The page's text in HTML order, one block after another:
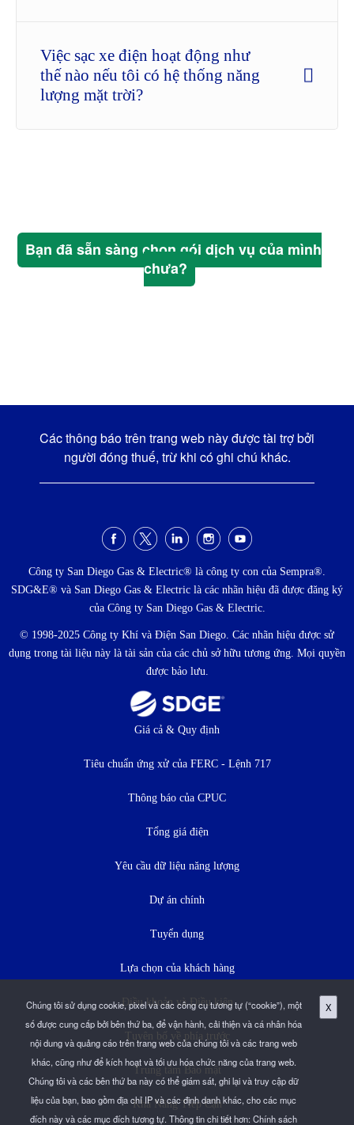
Việc sạc xe điện hoạt động như
thế nào nếu tôi có hệ thống năng
lượng mặt trời?
Bạn đã sẵn sàng chọn gói dịch vụ của mình
chưa?
Các thông báo trên trang web này được tài trợ bởi
người đóng thuế, trừ khi có ghi chú khác.
xãCông ty San Diego Gas & Electric® là công ty con của Sempra®.
SDG&E® và San Diego Gas & Electric là các nhãn hiệu đã được đăng ký
của Công ty San Diego Gas & Electric.
© 1998-2025 Công ty Khí và Điện San Diego. Các nhãn hiệu được sử
dụng trong tài liệu này là tài sản của các chủ sở hữu tương ứng. Mọi quyền
được bảo lưu.
Chúng tôi sử dụng cookie, pixel và các công cụ tương tự (“cookie”), một
số được cung cấp bởi bên thứ ba, để vận hành, cải thiện và cá nhân hóa
nội dung và quảng cáo trên trang web của chúng tôi và các trang web
khác, cũng như để kích hoạt và tối ưu hóa chức năng của trang web.
Chúng tôi và các bên thứ ba này có thể giám sát, ghi lại và truy cập dữ
liệu của bạn, bao gồm địa chỉ IP và các định danh khác, cho các mục
đích này và các mục đích tương tự. Thông tin chi tiết hơn: Chính sách
X
Giá cả & Quy định
Tiêu chuẩn ứng xử của FERC - Lệnh 717
Thông báo của CPUC
Tổng giá điện
Yêu cầu dữ liệu năng lượng
Dự án chính
Tuyển dụng
Lựa chọn của khách hàng
Điều khoản và Điều kiện
Tuyên bố về phía trước
Trung tâm Bảo mật
Khả Năng Tiếp Cận